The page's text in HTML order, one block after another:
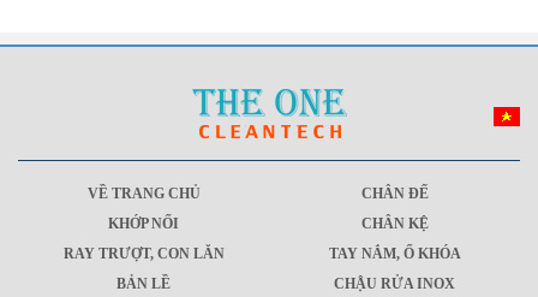
VỀ TRANG CHỦ
CHÂN ĐẾ
KHỚP NỐI
CHÂN KỆ
RAY TRƯỢT, CON LĂN
TAY NẮM, Ổ KHÓA
BẢN LỀ
CHẬU RỬA INOX